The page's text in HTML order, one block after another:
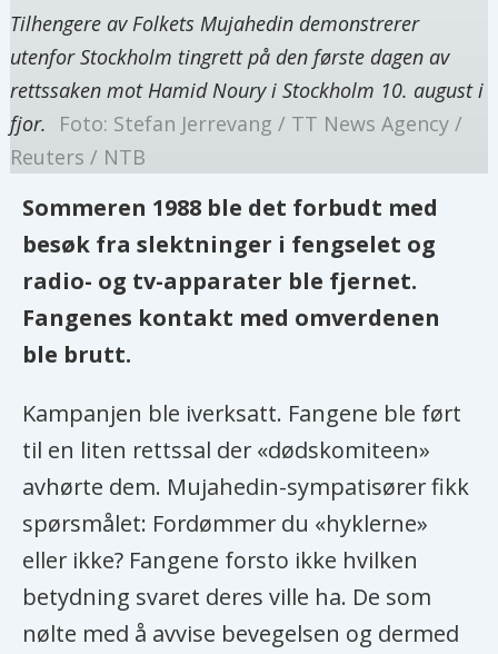
Tilhengere av Folkets Mujahedin demonstrerer
utenfor Stockholm tingrett på den første dagen av
rettssaken mot Hamid Noury i Stockholm 10. august i
fjor.
Foto: Stefan Jerrevang / TT News Agency /
Reuters / NTB
Sommeren 1988 ble det forbudt med
besøk fra slektninger i fengselet og
radio- og tv-apparater ble fjernet.
Fangenes kontakt med omverdenen
ble brutt.
Kampanjen ble iverksatt. Fangene ble ført
til en liten rettssal der «dødskomiteen»
avhørte dem. Mujahedin-sympatisører fikk
spørsmålet: Fordømmer du «hyklerne»
eller ikke? Fangene forsto ikke hvilken
betydning svaret deres ville ha. De som
nølte med å avvise bevegelsen og dermed